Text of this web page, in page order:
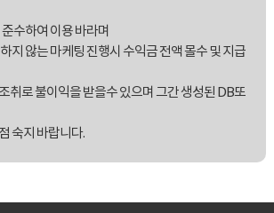
수하여 이용 바라며
지 않는 마케팅 진행시 수익금 전액 몰수 및 지급
취로 불이익을 받을수 있으며 그간 생성된 DB또
숙지 바랍니다.